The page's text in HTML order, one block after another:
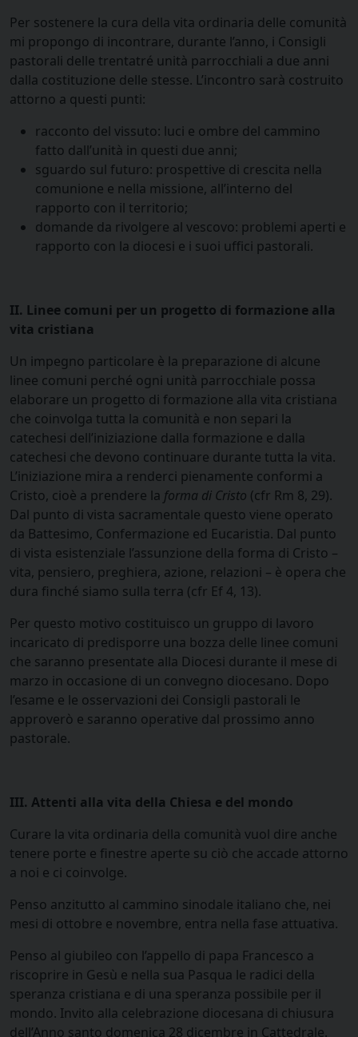
Per sostenere la cura della vita ordinaria delle comunità
mi propongo di incontrare, durante l’anno, i Consigli
pastorali delle trentatré unità parrocchiali a due anni
dalla costituzione delle stesse. L’incontro sarà costruito
attorno a questi punti:
racconto del vissuto: luci e ombre del cammino
fatto dall’unità in questi due anni;
sguardo sul futuro: prospettive di crescita nella
comunione e nella missione, all’interno del
rapporto con il territorio;
domande da rivolgere al vescovo: problemi aperti e
rapporto con la diocesi e i suoi uffici pastorali.
II. Linee comuni per un progetto di formazione alla
vita cristiana
Un impegno particolare è la preparazione di alcune
linee comuni perché ogni unità parrocchiale possa
elaborare un progetto di formazione alla vita cristiana
che coinvolga tutta la comunità e non separi la
catechesi dell’iniziazione dalla formazione e dalla
catechesi che devono continuare durante tutta la vita.
L’iniziazione mira a renderci pienamente conformi a
Cristo, cioè a prendere la forma di Cristo (cfr Rm 8, 29).
Dal punto di vista sacramentale questo viene operato
da Battesimo, Confermazione ed Eucaristia. Dal punto
di vista esistenziale l’assunzione della forma di Cristo –
vita, pensiero, preghiera, azione, relazioni – è opera che
dura finché siamo sulla terra (cfr Ef 4, 13).
Per questo motivo costituisco un gruppo di lavoro
incaricato di predisporre una bozza delle linee comuni
che saranno presentate alla Diocesi durante il mese di
marzo in occasione di un convegno diocesano. Dopo
l’esame e le osservazioni dei Consigli pastorali le
approverò e saranno operative dal prossimo anno
pastorale.
III. Attenti alla vita della Chiesa e del mondo
Curare la vita ordinaria della comunità vuol dire anche
tenere porte e finestre aperte su ciò che accade attorno
a noi e ci coinvolge.
Penso anzitutto al cammino sinodale italiano che, nei
mesi di ottobre e novembre, entra nella fase attuativa.
Penso al giubileo con l’appello di papa Francesco a
riscoprire in Gesù e nella sua Pasqua le radici della
speranza cristiana e di una speranza possibile per il
mondo. Invito alla celebrazione diocesana di chiusura
dell’Anno santo domenica 28 dicembre in Cattedrale.